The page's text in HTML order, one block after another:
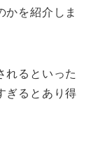
かを紹介しま
れるといった
ぎるとあり得